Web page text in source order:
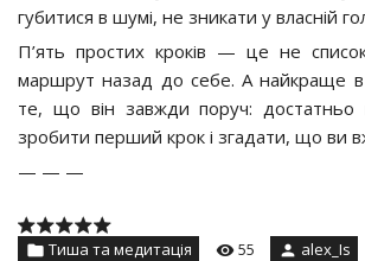
губитися в шумі, не зникати у власній
П’ять простих кроків — це не
маршрут назад до себе. А найкраще
те, що він завжди поруч: достатньо
зробити перший крок і згадати, що ви
— — —
Тиша та медитація 55 alex_Is